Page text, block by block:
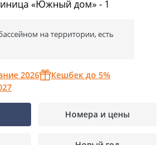
на территории, есть
2026
Кешбек до 5%
Номера и цены